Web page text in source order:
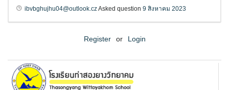
ibvbghujhu04@outlook.czAsked question 9 สิงหาคม 2023
Register or Login